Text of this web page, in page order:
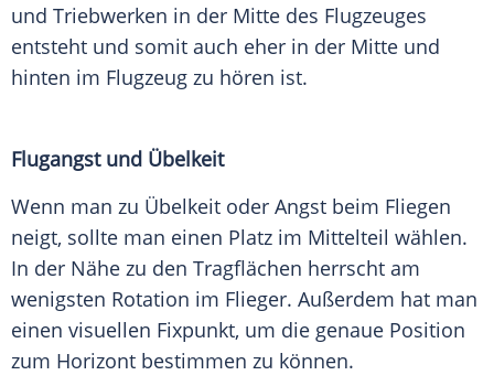
und Triebwerken in der Mitte des Flugzeuges
entsteht und somit auch eher in der Mitte und
hinten im Flugzeug zu hören ist.
Flugangst und Übelkeit
Wenn man zu Übelkeit oder Angst beim Fliegen
neigt, sollte man einen Platz im Mittelteil wählen.
In der Nähe zu den Tragflächen herrscht am
wenigsten Rotation im Flieger. Außerdem hat man
einen visuellen Fixpunkt, um die genaue Position
zum Horizont bestimmen zu können.